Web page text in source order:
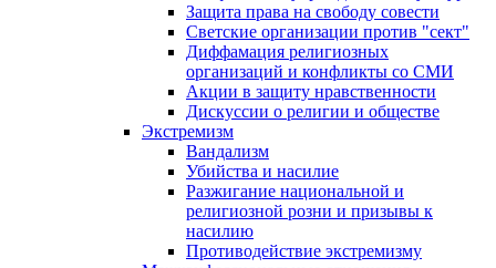
Защита права на свободу совести
Светские организации против "сект"
Диффамация религиозных
организаций и конфликты со СМИ
Акции в защиту нравственности
Дискуссии о религии и обществе
Экстремизм
Вандализм
Убийства и насилие
Разжигание национальной и
религиозной розни и призывы к
насилию
Противодействие экстремизму